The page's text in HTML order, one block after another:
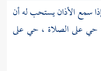
إذا سمع الأذان يستحب له أن
حي على الصلاة ، حي على